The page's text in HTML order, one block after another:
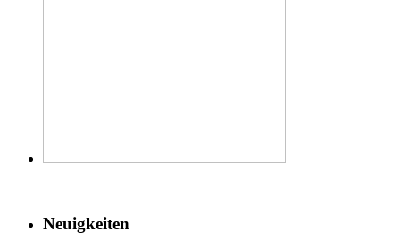
Neuigkeiten